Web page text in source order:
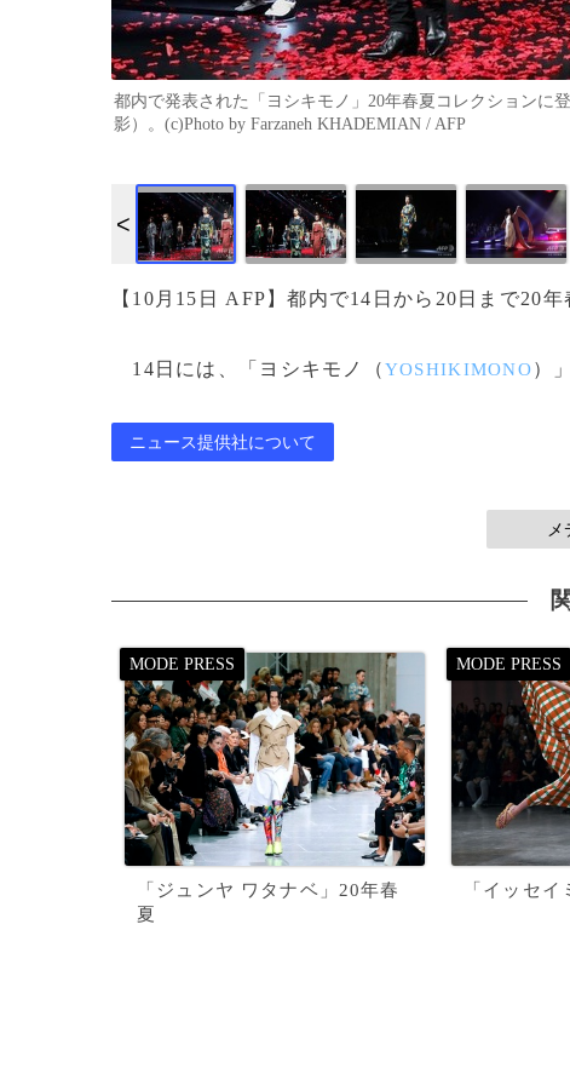
都内で発表された「ヨシキモノ」20年春夏コレクションに
影）。(c)Photo by Farzaneh KHADEMIAN / AFP
【10月15日 AFP】都内で14日から20日まで20
14日には、「ヨシキモノ（YOSHIKIMONO）
ニュース提供社について
「ジュンヤ ワタナベ」20年春
夏
「イッセ